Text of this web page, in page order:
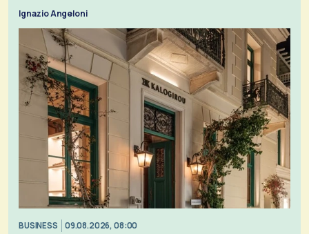
Ignazio Angeloni
BUSINESS 09.08.2026, 08:00